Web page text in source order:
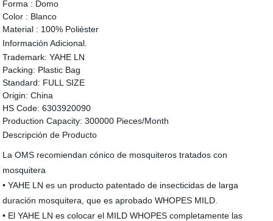
Forma : Domo
Color : Blanco
Material : 100% Poliéster
Información Adicional.
Trademark: YAHE LN
Packing: Plastic Bag
Standard: FULL SIZE
Origin: China
HS Code: 6303920090
Production Capacity: 300000 Pieces/Month
Descripción de Producto
La OMS recomiendan cónico de mosquiteros tratados con
mosquitera
• YAHE LN es un producto patentado de insecticidas de larga
duración mosquitera, que es aprobado WHOPES MILD.
• El YAHE LN es colocar el MILD WHOPES completamente las